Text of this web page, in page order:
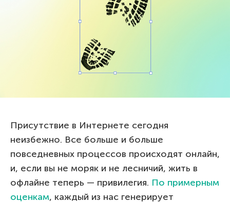
Присутствие в Интернете сегодня
неизбежно. Все больше и больше
повседневных процессов происходят онлайн,
и, если вы не моряк и не лесничий, жить в
офлайне теперь — привилегия. По примерным
оценкам, каждый из нас генерирует